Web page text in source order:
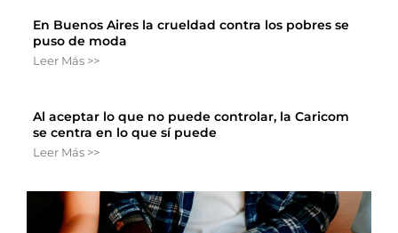
En Buenos Aires la crueldad contra los pobres se
puso de moda
Leer Más >>
Al aceptar lo que no puede controlar, la Caricom
se centra en lo que sí puede
Leer Más >>